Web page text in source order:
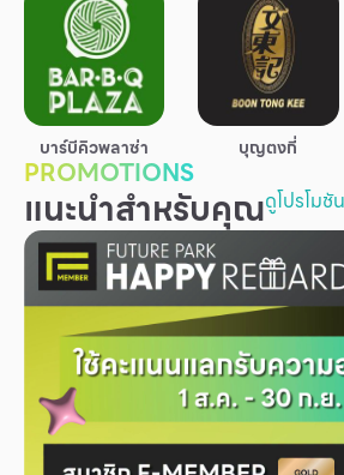
สำหรับนักท่องเที่ยว
มีอะไรใหม่
แผนผังร้านค้า
บริการ
เพื่อสังคม
ฟิวเจอร์ซิตี้
เกี่ยวกับเรา
ผู้เช่าพื้นที่
ร่วมงานกับเรา
ตำแหน่งงาน
บาร์บีคิวพลาซ่า บุญตงกี่
PROMOTIONS
แนะนำสำหรับคุณดูโปรโม